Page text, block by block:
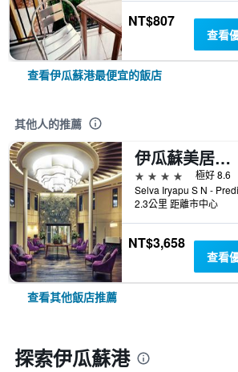
NT$807
查看
查看伊瓜蘇港最便宜的飯店
其他人的推薦
伊瓜蘇美居伊露酒店
4星級
極好 8.6
2.3公里 距離市中心
NT$3,658
查看
查看其他飯店推薦
探索伊瓜蘇港